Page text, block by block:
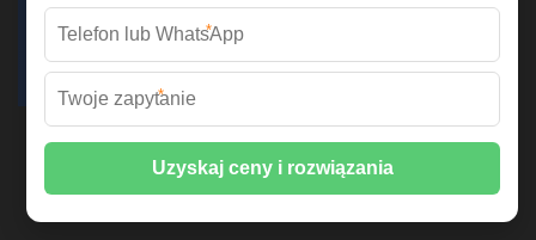
Zero Carbon Energy
Mapa strony
📞 +48 22 378 45 12 | ✉️info@fabrykawspomnien.waw.pl
*
*